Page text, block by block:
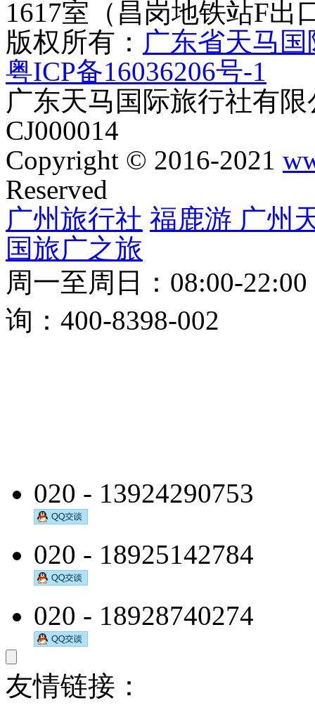
1617室（昌岗地铁站F出
版权所有： 广东省天马
粤ICP备16036206号-1
广东天马国际旅行社有
CJ000014
Copyright © 2016-2021
Reserved
广州旅行社 福鹿游 广州
国旅广之旅
周一至周日：08:00-
询：400-8398-002
020 - 13924290753
020 - 18925142784
020 - 18928740274
友情链接：